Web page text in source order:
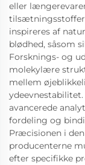
eller
inspireres af
blødhed, såsom
Forsknings- og
molekylære
mellem
avancerede
fordeling og
Præcisionen i
producenterne
efter specifikke